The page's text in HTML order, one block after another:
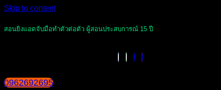
Skip to content
สอนยิงแอดจับมือทำตัวต่อตัว ผู้สอนประสบการณ์ 15 ปี
0962692695